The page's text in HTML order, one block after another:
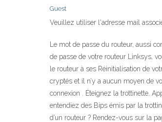
Guest
Veuillez utiliser l'adresse mail
Le mot de passe du routeur, aussi
de passe de votre routeur Linksys,
le routeur à ses Réinitialisation de
cryptés et il n’y a aucun moyen de
connexion . Éteignez la trottinette.
entendiez des Bips émis par la
d’un routeur ? Rendez-vous sur la